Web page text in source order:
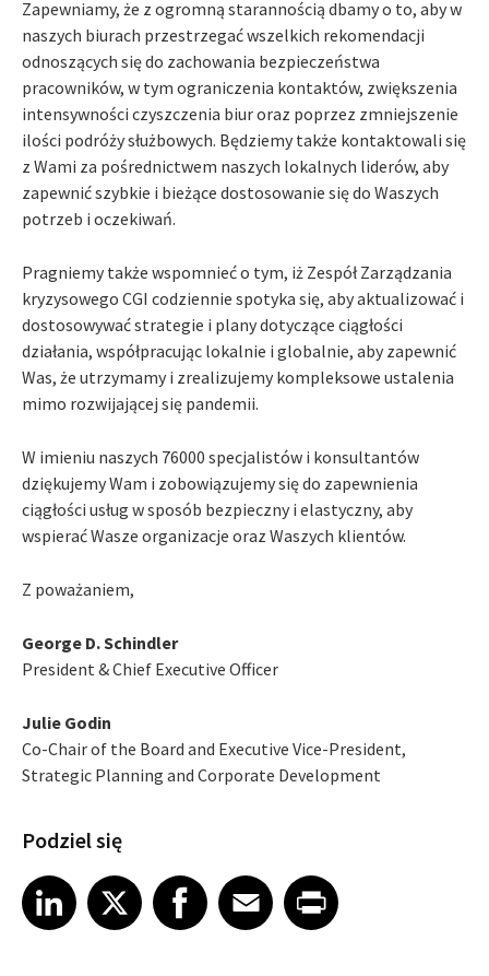
Zapewniamy, że z ogromną starannością dbamy o to, aby w
naszych biurach przestrzegać wszelkich rekomendacji
odnoszących się do zachowania bezpieczeństwa
pracowników, w tym ograniczenia kontaktów, zwiększenia
intensywności czyszczenia biur oraz poprzez zmniejszenie
ilości podróży służbowych. Będziemy także kontaktowali się
z Wami za pośrednictwem naszych lokalnych liderów, aby
zapewnić szybkie i bieżące dostosowanie się do Waszych
potrzeb i oczekiwań.
Pragniemy także wspomnieć o tym, iż Zespół Zarządzania
kryzysowego CGI codziennie spotyka się, aby aktualizować i
dostosowywać strategie i plany dotyczące ciągłości
działania, współpracując lokalnie i globalnie, aby zapewnić
Was, że utrzymamy i zrealizujemy kompleksowe ustalenia
mimo rozwijającej się pandemii.
W imieniu naszych 76000 specjalistów i konsultantów
dziękujemy Wam i zobowiązujemy się do zapewnienia
ciągłości usług w sposób bezpieczny i elastyczny, aby
wspierać Wasze organizacje oraz Waszych klientów.
Z poważaniem,
George D. Schindler
President & Chief Executive Officer
Julie Godin
Co-Chair of the Board and Executive Vice-President,
Strategic Planning and Corporate Development
Podziel się
Share article on LinkedIn
LinkedIn
Share article on XShare article on Facebook
Facebook
Share article on Email
EmailShare article on Print